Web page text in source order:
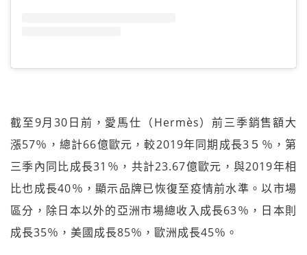
截至9月30日前，愛馬仕（Hermès）前三季銷售額大
漲57％，總計66億歐元，較2019年同期成長3５％，第
三季內同比成長31％，共計23.67億歐元，與2019年相
比也成長40％，顯示品牌已恢復至疫情前水準。以市場
區分，除日本以外的亞洲市場總收入成長63％，日本則
成長35％，美國成長85％，歐洲成長45％。